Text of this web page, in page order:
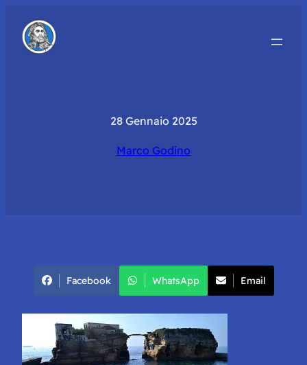
28 Gennaio 2025
Marco Godino
Facebook WhatsApp Email